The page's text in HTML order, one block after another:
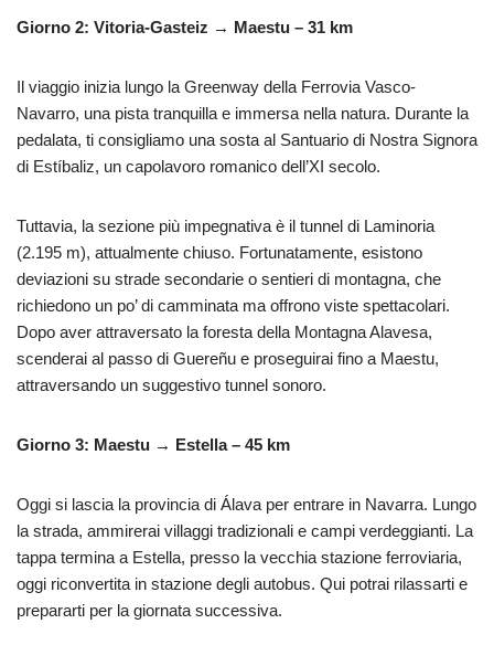
Giorno 2: Vitoria-Gasteiz → Maestu – 31 km
Il viaggio inizia lungo la Greenway della Ferrovia Vasco-
Navarro, una pista tranquilla e immersa nella natura. Durante la
pedalata, ti consigliamo una sosta al Santuario di Nostra Signora
di Estíbaliz, un capolavoro romanico dell’XI secolo.
Tuttavia, la sezione più impegnativa è il tunnel di Laminoria
(2.195 m), attualmente chiuso. Fortunatamente, esistono
deviazioni su strade secondarie o sentieri di montagna, che
richiedono un po’ di camminata ma offrono viste spettacolari.
Dopo aver attraversato la foresta della Montagna Alavesa,
scenderai al passo di Guereñu e proseguirai fino a Maestu,
attraversando un suggestivo tunnel sonoro.
Giorno 3: Maestu → Estella – 45 km
Oggi si lascia la provincia di Álava per entrare in Navarra. Lungo
la strada, ammirerai villaggi tradizionali e campi verdeggianti. La
tappa termina a Estella, presso la vecchia stazione ferroviaria,
oggi riconvertita in stazione degli autobus. Qui potrai rilassarti e
prepararti per la giornata successiva.